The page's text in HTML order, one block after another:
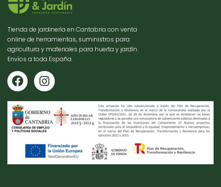
Tienda de jardinería en Cantabria con venta
online de herramientas, suministros para
agricultura y materiales para huerta y jardín.
Envíos a toda España.